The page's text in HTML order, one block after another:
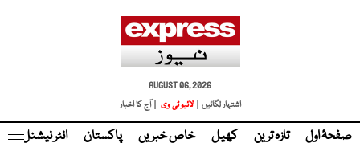
AUGUST 06, 2026
اشتہار لگائیں |
لائیو ٹی وی | آج کا اخبار
صفحۂ اول تازہ ترین کھیل خاص خبریں پاکستان انٹر نیشنل